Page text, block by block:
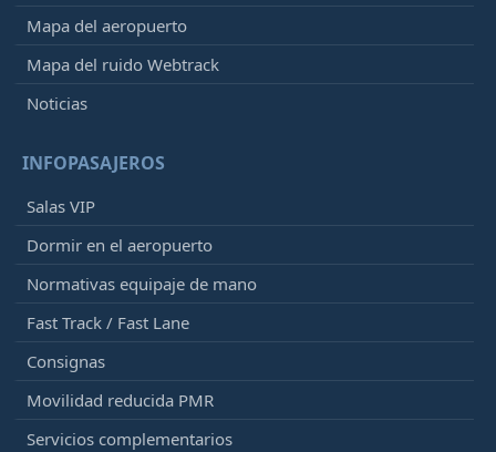
Mapa del aeropuerto
Mapa del ruido Webtrack
Noticias
INFOPASAJEROS
Salas VIP
Dormir en el aeropuerto
Normativas equipaje de mano
Fast Track / Fast Lane
Consignas
Movilidad reducida PMR
Servicios complementarios